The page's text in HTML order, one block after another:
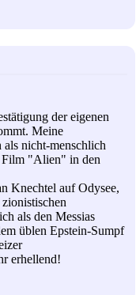
der eigenen
Meine
nicht-menschlich
Film "Alien" in den
Knechtel auf Odysee,
als den Messias
üblen Epstein-Sumpf
erhellend!